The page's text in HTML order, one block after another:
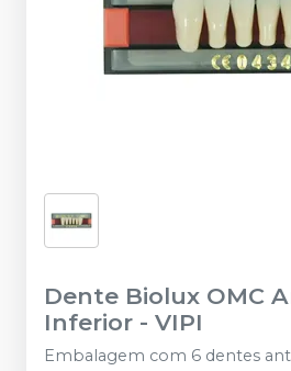
Dente Biolux OMC
Inferior - VIPI
Embalagem com 6 dentes